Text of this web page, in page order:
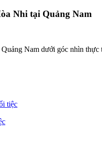
Nhi tại Quảng Nam
Nam dưới góc nhìn
tiệc